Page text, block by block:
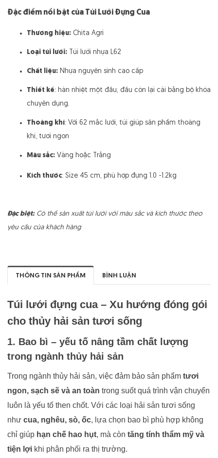
Đặc điểm nổi bật của Túi Lưới Đựng Cua
Thương hiệu: Chita Agri
Loại túi lưới: Túi lưới nhựa L62
Chất liệu: Nhựa nguyên sinh cao cấp
Thiết kế: hàn nhiệt một đầu, đầu còn lại cài bằng bộ khóa
chuyên dụng.
Thoáng khí: Với 62 mắc lưới, túi giúp sản phẩm thoáng
khí, tươi ngon
Màu sắc: Vàng hoặc Trắng
Kích thước: Size 45 cm, phù hợp đựng 1.0 -1.2kg
Đặc biệt: Có thể sản xuất túi lưới với màu sắc và kích thước theo
yêu cầu của khách hàng
THÔNG TIN SẢN PHẨM BÌNH LUẬN
Túi lưới đựng cua – Xu hướng đóng gói
cho thủy hải sản tươi sống
1. Bao bì – yếu tố nâng tầm chất lượng
trong ngành thủy hải sản
Trong ngành thủy hải sản, việc đảm bảo sản phẩm tươi
ngon, sạch sẽ và an toàn trong suốt quá trình vận chuyển
luôn là yếu tố then chốt. Với các loại hải sản tươi sống
như cua, nghêu, sò, ốc, lựa chọn bao bì phù hợp không
chỉ giúp hạn chế hao hụt, mà còn tăng tính thẩm mỹ và
tiện lợi khi phân phối ra thị trường.